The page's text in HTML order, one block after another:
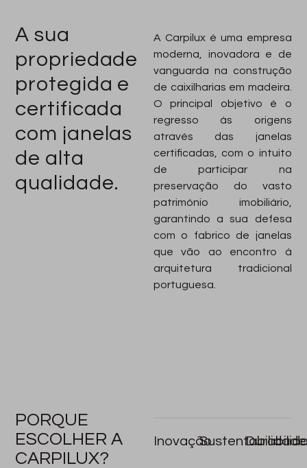
A sua
propriedade
protegida e
certificada
com janelas
de alta
qualidade.
A Carpilux é uma empresa
moderna, inovadora e de
vanguarda na construção
de caixilharias em madeira.
O principal objetivo é o
regresso às origens
através das janelas
certificadas, com o intuito
de participar na
preservação do vasto
património imobiliário,
garantindo a sua defesa
com o fabrico de janelas
que vão ao encontro à
arquitetura tradicional
portuguesa.
PORQUE
ESCOLHER A
CARPILUX?
InovaçãoSustentabilidade